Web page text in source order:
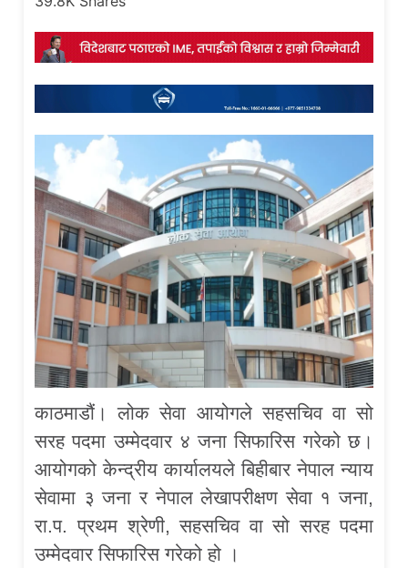
काठमाडौं। लोक सेवा आयोगले सहसचिव वा सो
सरह पदमा उम्मेदवार ४ जना सिफारिस गरेको छ।
आयोगको केन्द्रीय कार्यालयले बिहीबार नेपाल न्याय
सेवामा ३ जना र नेपाल लेखापरीक्षण सेवा १ जना,
रा.प. प्रथम श्रेणी, सहसचिव वा सो सरह पदमा
उम्मेदवार सिफारिस गरेको हो ।